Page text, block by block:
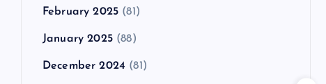
February 2025 (81)
January 2025(88)
December 2024 (81)